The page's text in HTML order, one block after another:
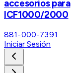
accesorios para
ICF1000/2000
881-000-7391
Iniciar Sesión